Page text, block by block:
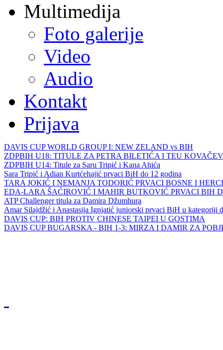
Multimedija
Foto galerije
Video
Audio
Kontakt
Prijava
DAVIS CUP WORLD GROUP I: NEW ZELAND vs BIH
ZDPBIH U18: TITULE ZA PETRA BILETIĆA I TEU
ZDPBIH U14: Titule za Saru Tripić i Kana Ahića
Sara Tripić i Adian Kurtćehajić prvaci BiH do 12 godina
TARA JOKIĆ I NEMANJA TODORIĆ PRVACI BOSNE I
EDA-LARA ŠAĆIROVIĆ I MAHIR BUTKOVIĆ PRVACI BIH
ATP Challenger titula za Damira Džumhura
Amar Silajdžić i Anastasija Ignjatić juniorski prvaci BiH u kategoriji
DAVIS CUP: BIH PROTIV CHINESE TAIPEI U GOSTIMA
DAVIS CUP BUGARSKA - BIH 1-3: MIRZA I DAMIR ZA